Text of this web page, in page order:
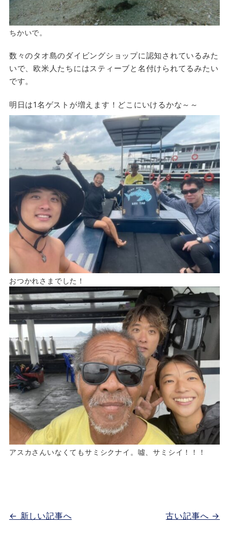
ちかいで。
数々のタオ島のダイビングショップに認知されているみた
いで、欧米人たちにはスティーブと名付けられてるみたい
です。
明日は1名ゲストが増えます！どこにいけるかな～～
おつかれさまでした！
アスカさんいなくてもサミシクナイ。噓、サミシイ！！！
古い記事へ →
← 新しい記事へ